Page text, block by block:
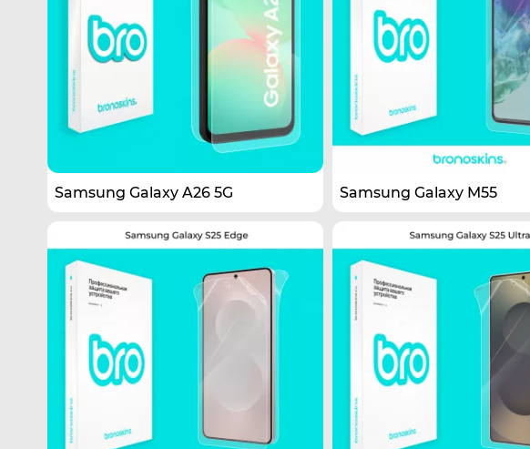
Samsung Galaxy A26 5G Samsung Galaxy M55